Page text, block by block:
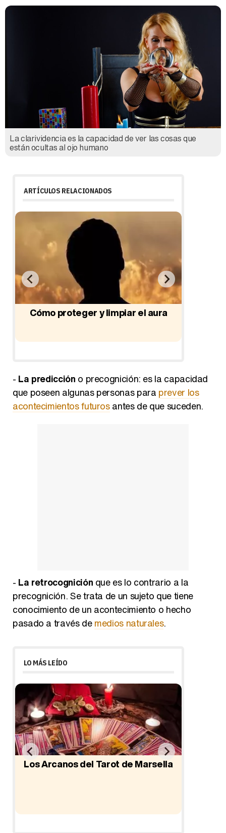
La clarividencia es la capacidad de ver las cosas que
están ocultas al ojo humano
ARTÍCULOS RELACIONADOS
Cómo proteger y limpiar el aura
- La predicción o precognición: es la capacidad
que poseen algunas personas para prever los
acontecimientos futurosantes de que suceden.
- La retrocognición que es lo contrario a la
precognición. Se trata de un sujeto que tiene
conocimiento de un acontecimiento o hecho
pasado a través demedios naturales.
LO MÁS LEÍDO
Los Arcanos del Tarot de Marsella